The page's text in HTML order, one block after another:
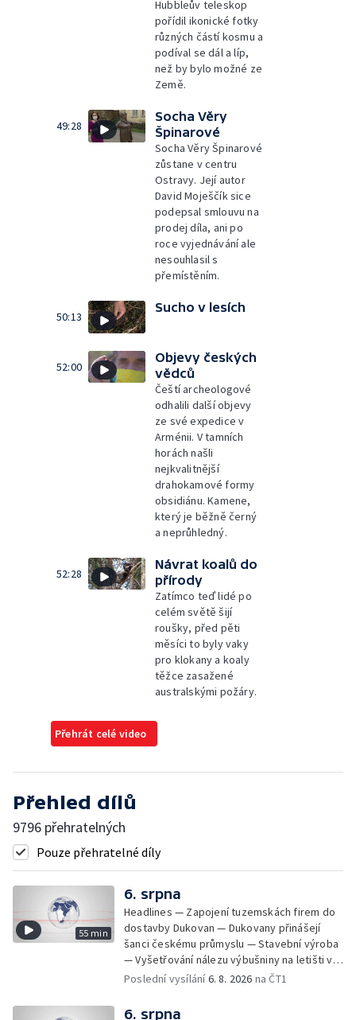
Hubbleův teleskop
pořídil ikonické fotky
různých částí kosmu a
podíval se dál a líp,
než by bylo možné ze
Země.
49:28
Socha Věry
Špinarové
Socha Věry Špinarové
zůstane v centru
Ostravy. Její autor
David Moješčík sice
podepsal smlouvu na
prodej díla, ani po
roce vyjednávání ale
nesouhlasil s
přemístěním.
50:13
Sucho v lesích
52:00
Objevy českých
vědců
Čeští archeologové
odhalili další objevy
ze své expedice v
Arménii. V tamních
horách našli
nejkvalitnější
drahokamové formy
obsidiánu. Kamene,
který je běžně černý
a neprůhledný.
52:28
Návrat koalů do
přírody
Zatímco teď lidé po
celém světě šijí
roušky, před pěti
měsíci to byly vaky
pro klokany a koaly
těžce zasažené
australskými požáry.
Přehrát celé video
Přehled dílů
9796 přehratelných
Pouze přehratelné díly
55 min
6. srpna
Headlines — Zapojení tuzemskách firem do
dostavby Dukovan — Dukovany přinášejí
šanci českému průmyslu — Stavební výroba
— Vyšetřování nálezu výbušniny na letišti v
Lipsku — Bourání torza vyhořelé budovy ve
Omezování spotřeby vody v Jihlavě — Čistý
Poslední vysílání6. 8. 2026 na ČT1
6. srpna